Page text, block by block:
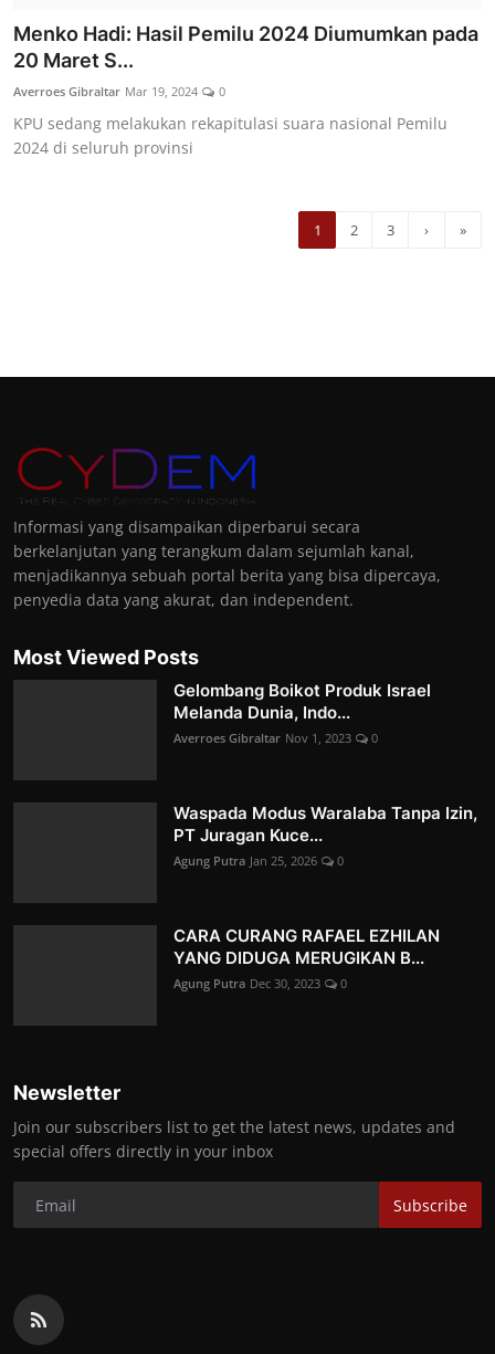
Menko Hadi: Hasil Pemilu 2024 Diumumkan pada
20 Maret S...
Averroes Gibraltar Mar 19, 2024 0
KPU sedang melakukan rekapitulasi suara nasional Pemilu
2024 di seluruh provinsi
1 2 3 › »
Informasi yang disampaikan diperbarui secara
berkelanjutan yang terangkum dalam sejumlah kanal,
menjadikannya sebuah portal berita yang bisa dipercaya,
penyedia data yang akurat, dan independent.
Most Viewed Posts
Gelombang Boikot Produk Israel
Melanda Dunia, Indo...
Averroes Gibraltar Nov 1, 2023 0
Waspada Modus Waralaba Tanpa Izin,
PT Juragan Kuce...
Agung Putra Jan 25, 2026 0
CARA CURANG RAFAEL EZHILAN
YANG DIDUGA MERUGIKAN B...
Agung Putra Dec 30, 2023 0
Newsletter
Join our subscribers list to get the latest news, updates and
special offers directly in your inbox
Subscribe